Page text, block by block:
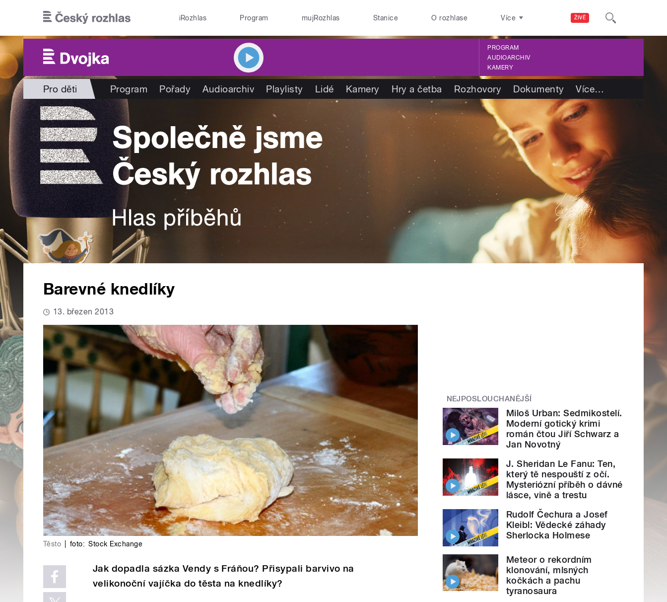
ŽIVĚ
iRozhlas Program mujRozhlas Stanice O rozhlase Více
PROGRAM
AUDIOARCHIV
KAMERY
Pro děti Program Pořady Audioarchiv Playlisty Lidé Kamery Hry a četba Rozhovory Dokumenty Více…
Barevné knedlíky
13. březen 2013
Těsto foto: Stock Exchange
Jak dopadla sázka Vendy s Fráňou? Přisypali barvivo na
velikonoční vajíčka do těsta na knedlíky?
NEJPOSLOUCHANĚJŠÍ
Miloš Urban: Sedmikostelí.
Moderní gotický krimi
román čtou Jiří Schwarz a
Jan Novotný
J. Sheridan Le Fanu: Ten,
který tě nespouští z očí.
Mysteriózní příběh o dávné
lásce, vině a trestu
Rudolf Čechura a Josef
Kleibl: Vědecké záhady
Sherlocka Holmese
Meteor o rekordním
klonování, mlsných
kočkách a pachu
tyranosaura